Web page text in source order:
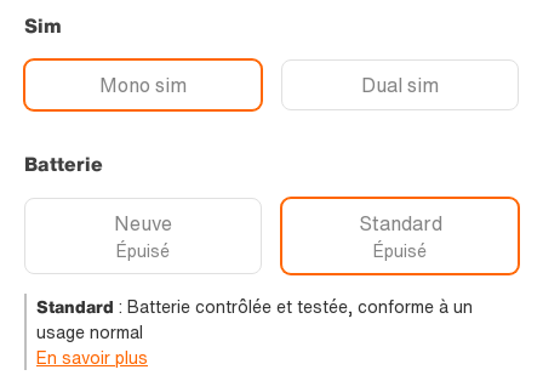
Sim
Mono sim Dual sim
Batterie
Neuve
Épuisé
Standard
Épuisé
Standard : Batterie contrôlée et testée, conforme à un
usage normal
En savoir plus